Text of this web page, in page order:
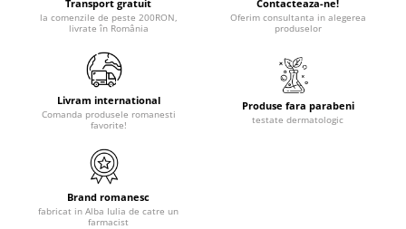
Transport gratuit
la comenzile de peste 200RON,
livrate în România
Contacteaza-ne!
Oferim consultanta in alegerea
produselor
Livram international
Comanda produsele romanesti
favorite!
Produse fara parabeni
testate dermatologic
Brand romanesc
fabricat in Alba Iulia de catre un
farmacist